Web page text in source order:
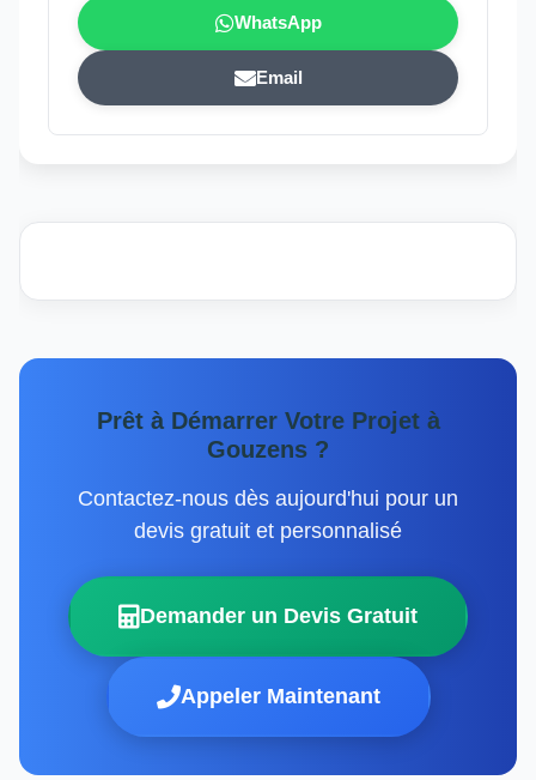
WhatsApp
Email
Prêt à Démarrer Votre Projet à
Gouzens ?
Contactez-nous dès aujourd'hui pour un
devis gratuit et personnalisé
Demander un Devis Gratuit
Appeler Maintenant